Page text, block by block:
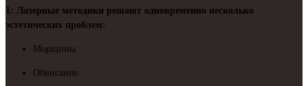
1: Лазерные методики решают одновременно несколько
эстетических проблем:
Морщины.
Обвисание.